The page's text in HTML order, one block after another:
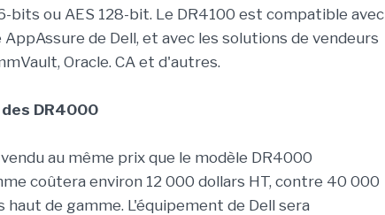
bits ou AES 128-bit. Le DR4100 est compatible avec
de Dell, et avec les solutions de vendeurs
Oracle. CA et d'autres.
DR4000
au même prix que le modèle DR4000
coûtera environ 12 000 dollars HT, contre 40 000
de gamme. L'équipement de Dell sera